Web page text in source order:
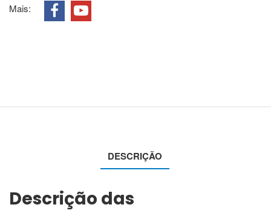
Mais:
DESCRIÇÃO
Descrição das